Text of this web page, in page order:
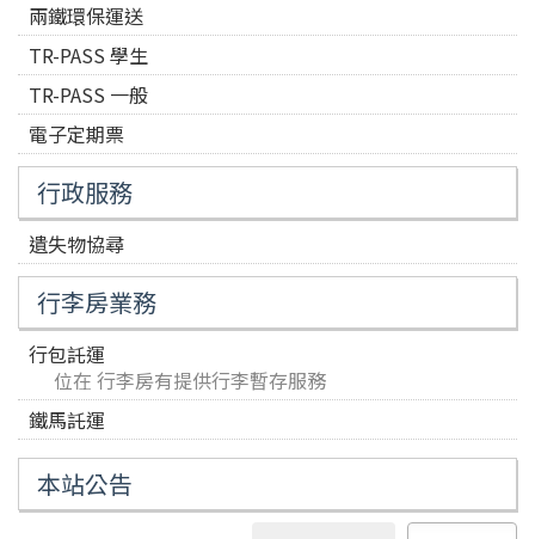
兩鐵環保運送
TR-PASS 學生
TR-PASS 一般
電子定期票
行政服務
遺失物協尋
行李房業務
行包託運
位在 行李房有提供行李暫存服務
鐵馬託運
本站公告